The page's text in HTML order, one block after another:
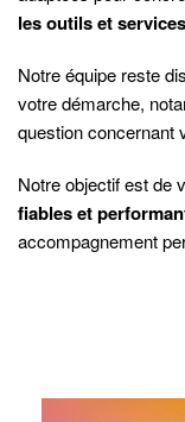
les outils et services
Notre équipe reste
votre démarche,
question concernant
Notre objectif est de
fiables et
accompagnement